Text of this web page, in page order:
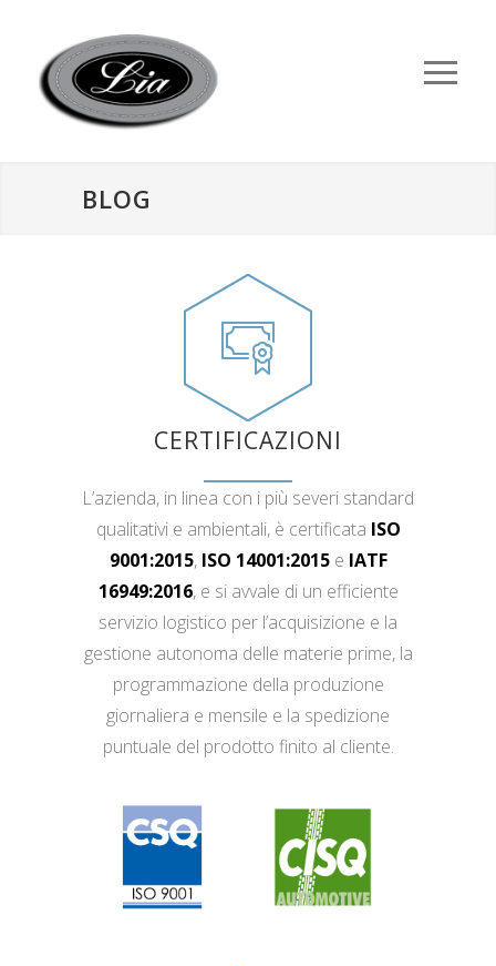
BLOG
CERTIFICAZIONI
L’azienda, in linea con i più severi standard
qualitativi e ambientali, è certificata ISO
9001:2015, ISO 14001:2015e IATF
16949:2016, e si avvale di un efficiente
servizio logistico per l’acquisizione e la
gestione autonoma delle materie prime, la
programmazione della produzione
giornaliera e mensile e la spedizione
puntuale del prodotto finito al cliente.